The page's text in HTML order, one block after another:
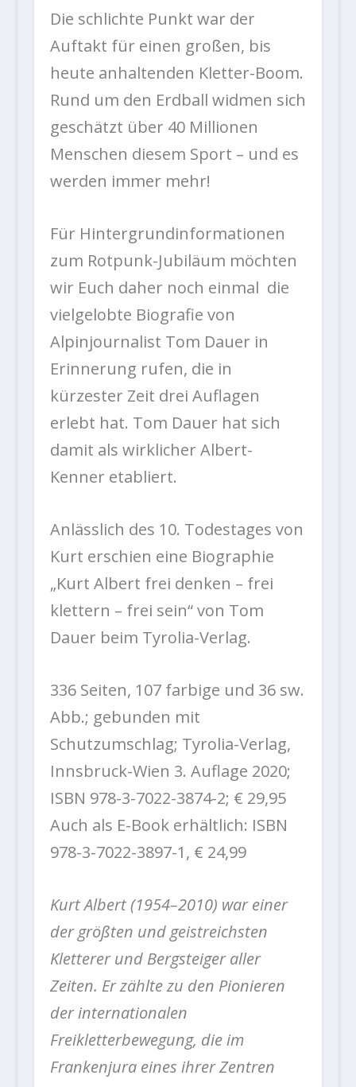
Die schlichte Punkt war der
Auftakt für einen großen, bis
heute anhaltenden Kletter-Boom.
Rund um den Erdball widmen sich
geschätzt über 40 Millionen
Menschen diesem Sport – und es
werden immer mehr!
Für Hintergrundinformationen
zum Rotpunk-Jubiläum möchten
wir Euch daher noch einmal die
vielgelobte Biografie von
Alpinjournalist Tom Dauer in
Erinnerung rufen, die in
kürzester Zeit drei Auflagen
erlebt hat. Tom Dauer hat sich
damit als wirklicher Albert-
Kenner etabliert.
Anlässlich des 10. Todestages von
Kurt erschien eine Biographie
„Kurt Albert frei denken – frei
klettern – frei sein“ von Tom
Dauer beim Tyrolia-Verlag.
336 Seiten, 107 farbige und 36 sw.
Abb.; gebunden mit
Schutzumschlag; Tyrolia-Verlag,
Innsbruck-Wien 3. Auflage 2020;
ISBN 978-3-7022-3874-2; € 29,95
Auch als E-Book erhältlich: ISBN
978-3-7022-3897-1, € 24,99
Kurt Albert (1954–2010) war einer
der größten und geistreichsten
Kletterer und Bergsteiger aller
Zeiten. Er zählte zu den Pionieren
der internationalen
Freikletterbewegung, die im
Frankenjura eines ihrer Zentren